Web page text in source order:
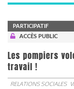
PARTICIPATIF
ACCÈS PUBLIC
Les pompiers
travail !
RELATIONS SOCIALES